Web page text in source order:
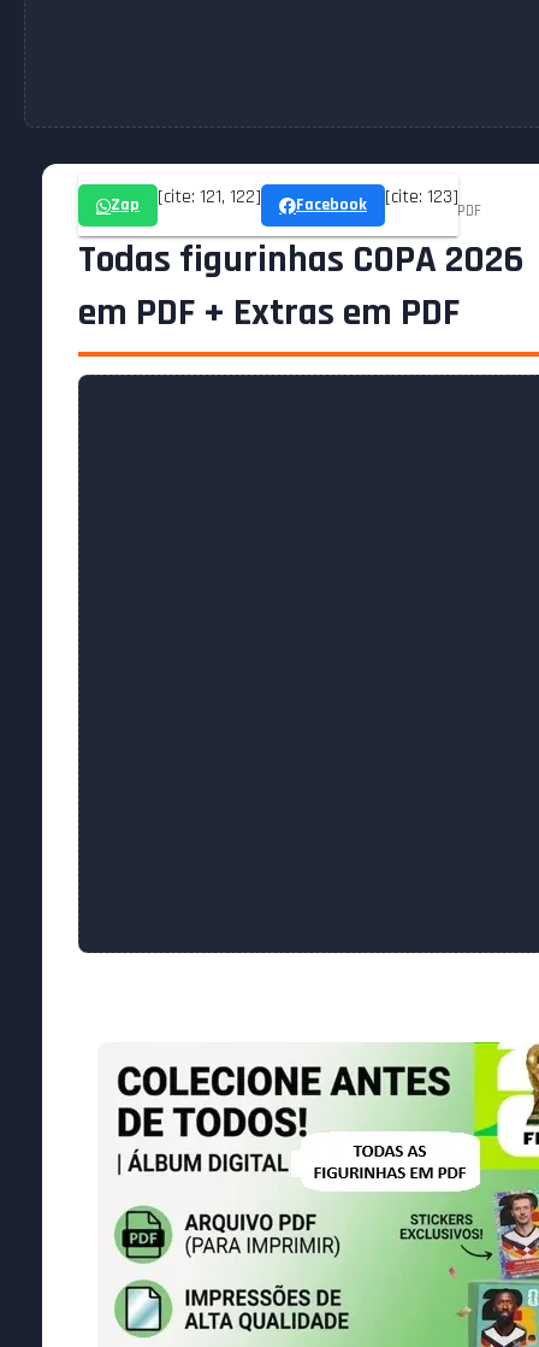
Home » Todas figurinhas COPA 2026 em PDF + Extras em PDF
Todas figurinhas COPA 2026
em PDF + Extras em PDF
Zap [cite: 121, 122] Facebook [cite: 123]